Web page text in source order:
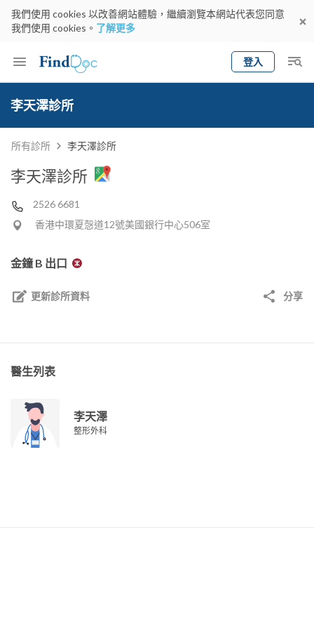
我們使用 cookies 以改善網站體驗，繼續瀏覽本網站代表您同意
我們使用 cookies。 了解更多
登入
Keyword
李天澤診所
所有診所 李天澤診所
李天澤診所
2526 6681
香港中環夏愨道12號美國銀行中心506室
金鐘 B 出口
更新診所資料 分享
醫生列表
李天澤
整形外科